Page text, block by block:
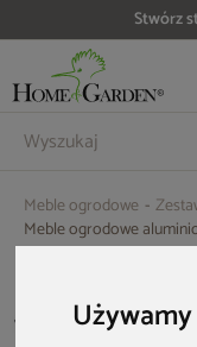
Stwórz
Meble ogrodowe
Meble ogrodowe